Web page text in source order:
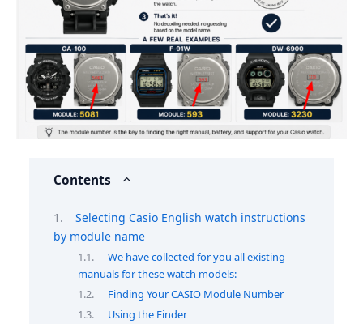
Contents
Selecting Casio English watch instructions
by module name
We have collected for you all existing
manuals for these watch models:
Finding Your CASIO Module Number
Using the Finder